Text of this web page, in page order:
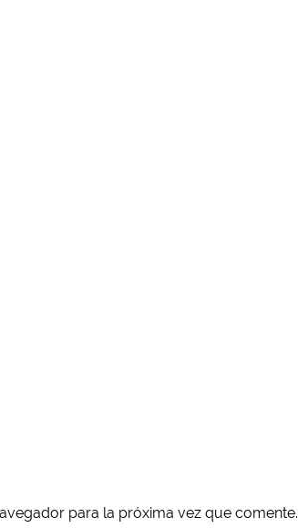
para la próxima vez que comente.